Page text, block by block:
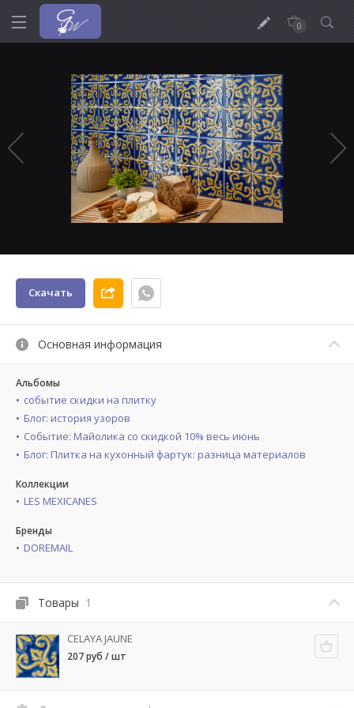
0
Скачать
Основная информация
Альбомы
событие скидки на плитку
Блог: история узоров
Событие: Майолика со скидкой 10% весь июнь
Блог: Плитка на кухонный фартук: разница материалов
Коллекции
LES MEXICANES
Бренды
DOREMAIL
Товары 1
CELAYA JAUNE
207 руб / шт